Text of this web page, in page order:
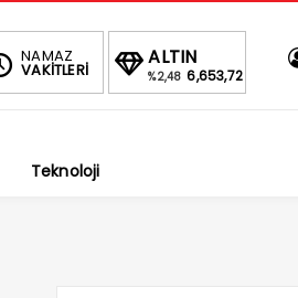
NAMAZ
VAKİTLERİ
ALTIN
%2,48 6,653,72
BIST
-0.03% 1.690,16
Teknoloji